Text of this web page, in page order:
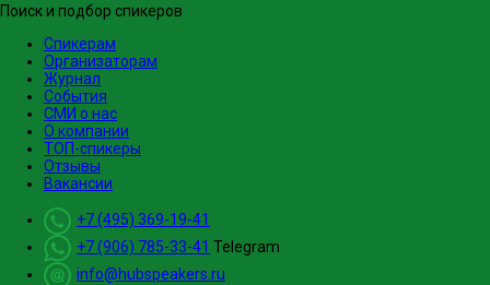
Поиск и подбор спикеров
Спикерам
Организаторам
Журнал
События
СМИ о нас
О компании
ТОП-спикеры
Отзывы
Вакансии
+7 (495) 369-19-41
+7 (906) 785-33-41 Telegram
info@hubspeakers.ru